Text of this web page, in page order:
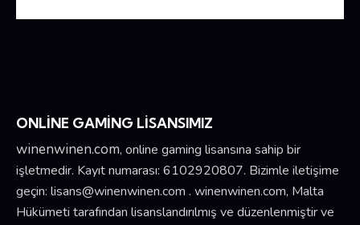
ONLİNE GAMİNG LİSANSIMIZ
winenwinen.com, online gaming lisansına sahip bir
işletmedir. Kayıt numarası: 6102920807. Bizimle iletişime
geçin: lisans@winenwinen.com . winenwinen.com, Malta
Hükümeti tarafından lisanslandırılmış ve düzenlenmiştir ve